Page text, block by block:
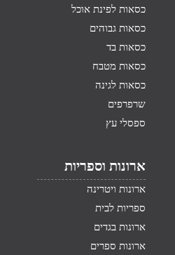
כסאות לפינת אוכל
כסאות גבוהים
כסאות בד
כסאות מטבח
כסאות לגינה
שרפרפים
ספסלי עץ
ארונות וספריות
ארונות ויטרינה
ספריות לבית
ארונות בגדים
ארונות ספרים